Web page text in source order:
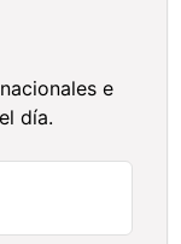
e
día.